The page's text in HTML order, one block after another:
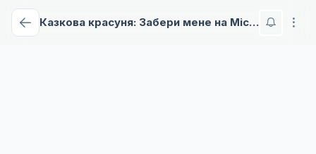
Казкова красуня: Забери мене на Місяць - 2 сезон